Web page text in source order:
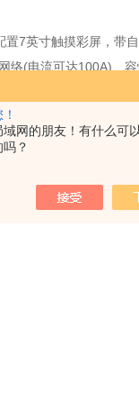
域网的朋友！有什么可
？
置7英寸触摸彩屏，带
络(电流可达100A)、容
压